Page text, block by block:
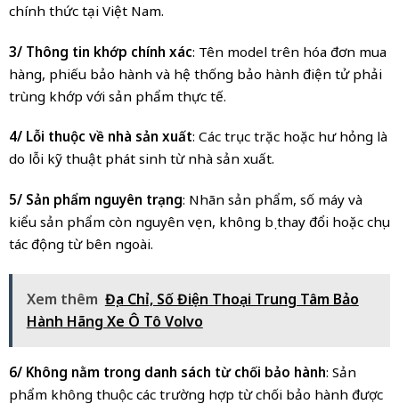
chính thức tại Việt Nam.
3/ Thông tin khớp chính xác: Tên model trên hóa đơn mua
hàng, phiếu bảo hành và hệ thống bảo hành điện tử phải
trùng khớp với sản phẩm thực tế.
4/ Lỗi thuộc về nhà sản xuất: Các trục trặc hoặc hư hỏng là
do lỗi kỹ thuật phát sinh từ nhà sản xuất.
5/ Sản phẩm nguyên trạng: Nhãn sản phẩm, số máy và
kiểu sản phẩm còn nguyên vẹn, không bị thay đổi hoặc chịu
tác động từ bên ngoài.
Xem thêm Địa Chỉ, Số Điện Thoại Trung Tâm Bảo
Hành Hãng Xe Ô Tô Volvo
6/ Không nằm trong danh sách từ chối bảo hành: Sản
phẩm không thuộc các trường hợp từ chối bảo hành được